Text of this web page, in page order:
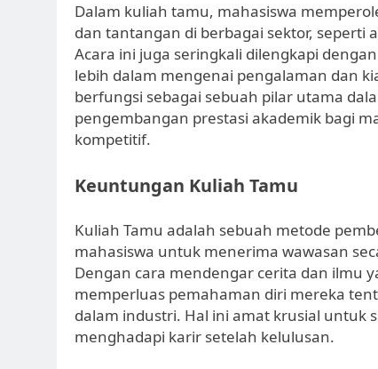
Dalam kuliah tamu, mahasiswa
dan tantangan di berbagai sektor, seperti
Acara ini juga seringkali dilengkapi
lebih dalam mengenai pengalaman dan
berfungsi sebagai sebuah pilar utama
pengembangan prestasi akademik bagi
kompetitif.
Keuntungan Kuliah Tamu
Kuliah Tamu adalah sebuah metode
mahasiswa untuk menerima wawasan
Dengan cara mendengar cerita dan ilmu
memperluas pemahaman diri mereka
dalam industri. Hal ini amat krusial untuk
menghadapi karir setelah kelulusan.